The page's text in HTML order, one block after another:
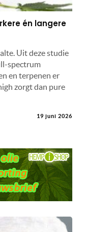
én langere
Uit deze studie
spectrum
en terpenen er
zorgt dan pure
19 juni 2026